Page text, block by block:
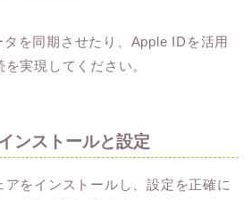
を同期させたり、Apple IDを活用
実現してください。
ンストールと設定
をインストールし、設定を正確に